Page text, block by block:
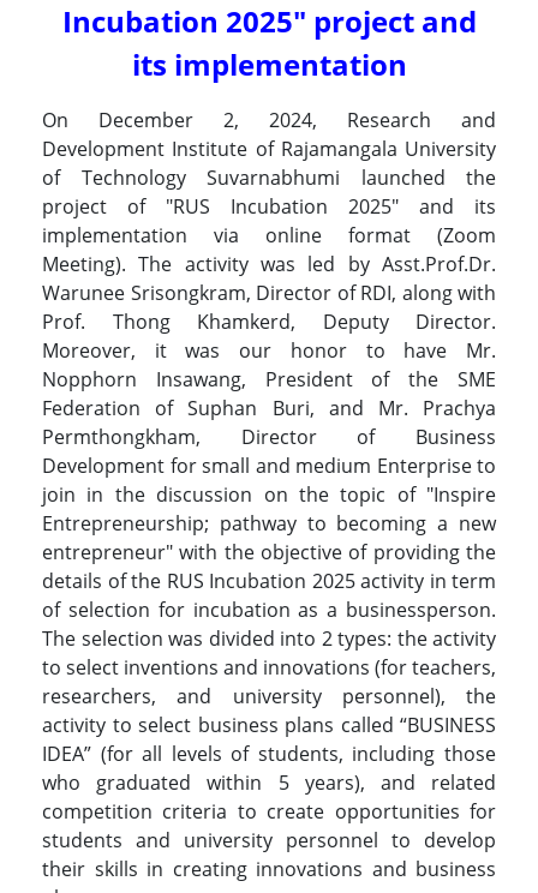
Incubation 2025" project and
its implementation
On December 2, 2024, Research and
Development Institute of Rajamangala University
of Technology Suvarnabhumi launched the
project of "RUS Incubation 2025" and its
implementation via online format (Zoom
Meeting). The activity was led by Asst.Prof.Dr.
Warunee Srisongkram, Director of RDI, along with
Prof. Thong Khamkerd, Deputy Director.
Moreover, it was our honor to have Mr.
Nopphorn Insawang, President of the SME
Federation of Suphan Buri, and Mr. Prachya
Permthongkham, Director of Business
Development for small and medium Enterprise to
join in the discussion on the topic of "Inspire
Entrepreneurship; pathway to becoming a new
entrepreneur" with the objective of providing the
details of the RUS Incubation 2025 activity in term
of selection for incubation as a businessperson.
The selection was divided into 2 types: the activity
to select inventions and innovations (for teachers,
researchers, and university personnel), the
activity to select business plans called “BUSINESS
IDEA” (for all levels of students, including those
who graduated within 5 years), and related
competition criteria to create opportunities for
students and university personnel to develop
their skills in creating innovations and business